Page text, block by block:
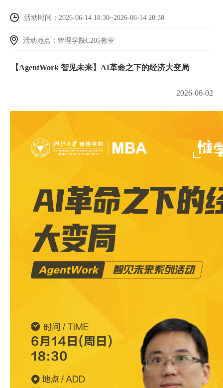
活动时间：2026-06-14 18:30~2026-06-14 20:30
活动地点：管理学院C205教室
【AgentWork 智见未来】AI革命之下的经济大变局
2026-06-02